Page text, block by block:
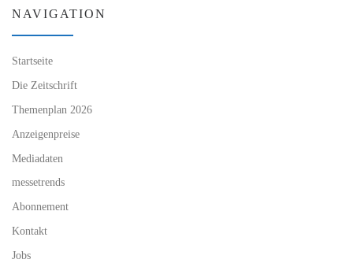
NAVIGATION
Startseite
Die Zeitschrift
Themenplan 2026
Anzeigenpreise
Mediadaten
messetrends
Abonnement
Kontakt
Jobs